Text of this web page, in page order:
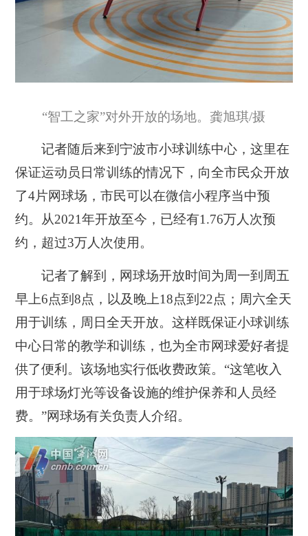
“智工之家”对外开放的场地。龚旭琪/摄
记者随后来到宁波市小球训练中心，这里在
保证运动员日常训练的情况下，向全市民众开放
了4片网球场，市民可以在微信小程序当中预
约。从2021年开放至今，已经有1.76万人次预
约，超过3万人次使用。
记者了解到，网球场开放时间为周一到周五
早上6点到8点，以及晚上18点到22点；周六全天
用于训练，周日全天开放。这样既保证小球训练
中心日常的教学和训练，也为全市网球爱好者提
供了便利。该场地实行低收费政策。“这笔收入
用于球场灯光等设备设施的维护保养和人员经
费。”网球场有关负责人介绍。